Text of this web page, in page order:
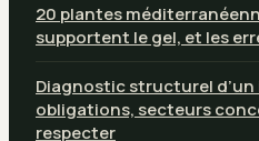
20 plantes
supportent le gel, et les
Diagnostic structurel
obligations, secteurs
respecter